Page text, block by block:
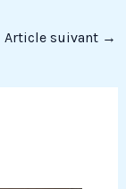
Article suivant →